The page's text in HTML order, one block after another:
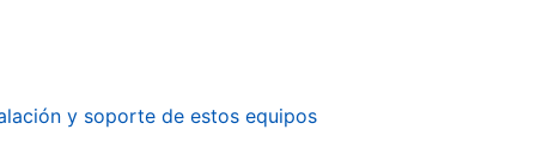
y soporte de estos equipos